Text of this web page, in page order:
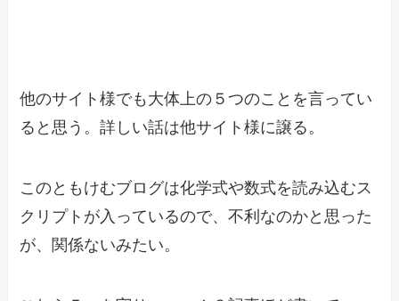
他のサイト様でも大体上の５つのことを言ってい
ると思う。詳しい話は他サイト様に譲る。
このともけむブログは化学式や数式を読み込むス
クリプトが入っているので、不利なのかと思った
が、関係ないみたい。